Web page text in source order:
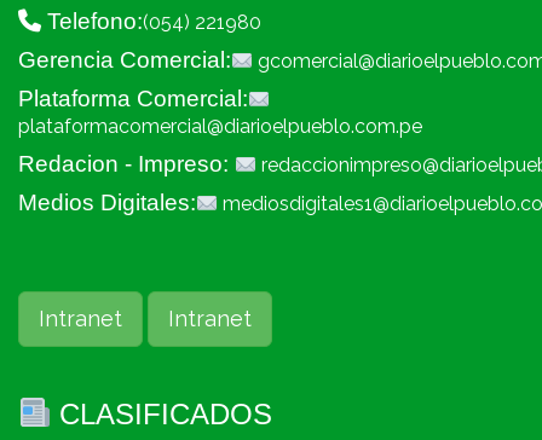
Telefono:(054) 221980
Gerencia Comercial:
Plataforma Comercial:
plataformacomercial@diarioelpueblo.com.pe
Redacion - Impreso:
Medios Digitales:
Intranet Intranet
CLASIFICADOS